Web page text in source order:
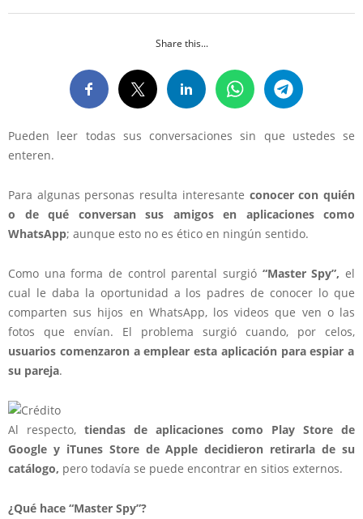
Share this...
Pueden leer todas sus conversaciones sin que ustedes se
enteren.
Para algunas personas resulta interesante conocer con quién
o de qué conversan sus amigos en aplicaciones como
WhatsApp; aunque esto no es ético en ningún sentido.
Como una forma de control parental surgió “Master Spy”, el
cual le daba la oportunidad a los padres de conocer lo que
comparten sus hijos en WhatsApp, los videos que ven o las
fotos que envían. El problema surgió cuando, por celos,
usuarios comenzaron a emplear esta aplicación para espiar a
su pareja.
Al respecto, tiendas de aplicaciones como Play Store de
Google y iTunes Store de Apple decidieron retirarla de su
catálogo, pero todavía se puede encontrar en sitios externos.
¿Qué hace “Master Spy”?